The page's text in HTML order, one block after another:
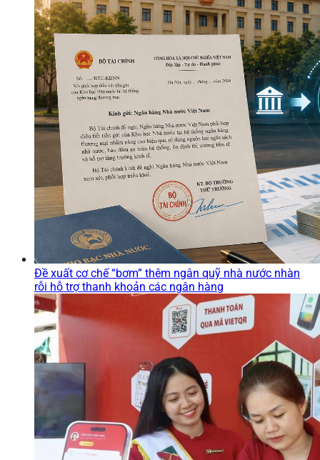
Đề xuất cơ chế “bơm” thêm ngân quỹ nhà nước nhàn
rỗi hỗ trợ thanh khoản các ngân hàng